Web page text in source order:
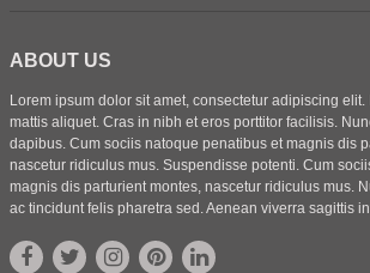
ABOUT US
Lorem ipsum dolor sit amet, consectetur adipiscing
mattis aliquet. Cras in nibh et eros porttitor facilisis.
dapibus. Cum sociis natoque penatibus et magnis dis
nascetur ridiculus mus. Suspendisse potenti. Cum
magnis dis parturient montes, nascetur ridiculus mus.
ac tincidunt felis pharetra sed. Aenean viverra sagittis